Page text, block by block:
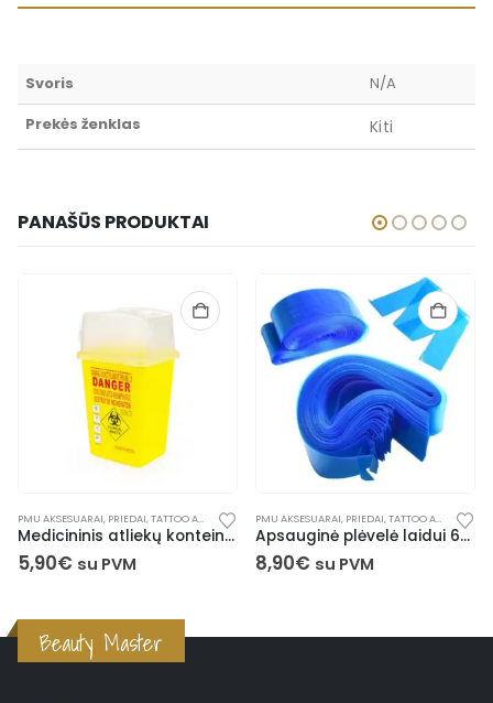
Svoris
N/A
Prekės ženklas
Kiti
PANAŠŪS PRODUKTAI
PMU AKSESUARAI, PRIEDAI,TATTOO AKSESUARAI
Medicininis atliekų konteineris (1L)
5,90€ su PVM
PMU AKSESUARAI, PRIEDAI,TATTOO AKSESUARAI
Apsauginė plėvelė laidui 60x5cm (100 vnt.)
8,90€ su PVM
Beauty Master